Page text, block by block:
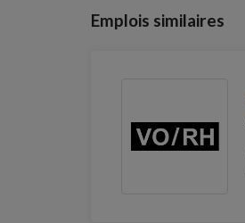
Emplois similaires